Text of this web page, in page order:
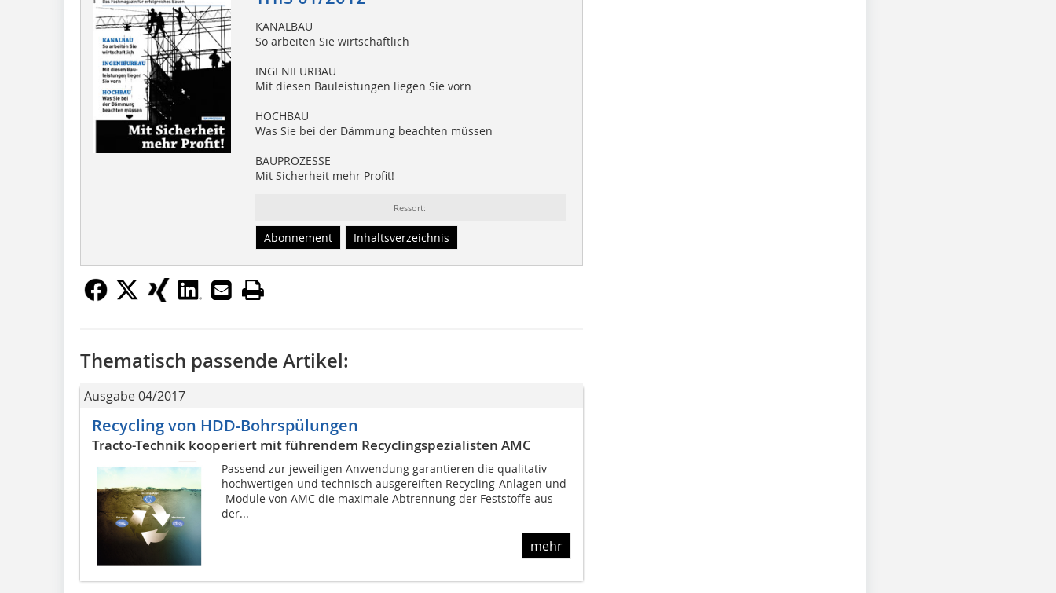
KANALBAU
So arbeiten Sie wirtschaftlich
INGENIEURBAU
Mit diesen Bauleistungen liegen Sie vorn
HOCHBAU
Was Sie bei der Dämmung beachten müssen
BAUPROZESSE
Mit Sicherheit mehr Profit!
Ressort:
Abonnement Inhaltsverzeichnis
Thematisch passende Artikel:
Ausgabe 04/2017
Recycling von HDD-Bohrspülungen
Tracto-Technik kooperiert mit führendem Recyclingspezialisten AMC
Passend zur jeweiligen Anwendung garantieren die qualitativ
hochwertigen und technisch ausgereiften Recycling-Anlagen und
-Module von AMC die maximale Abtrennung der Feststoffe aus
der...
mehr